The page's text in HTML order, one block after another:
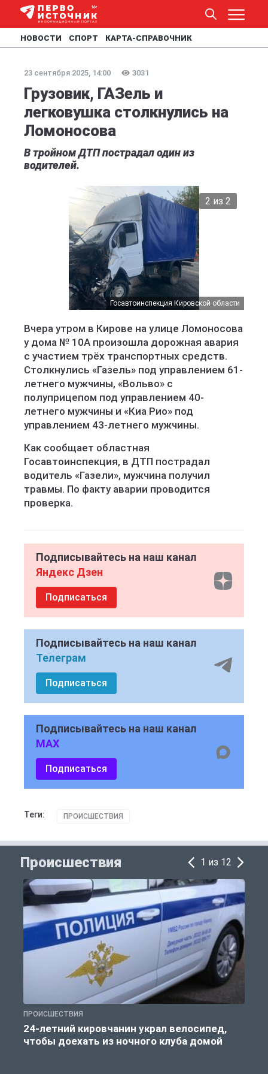
НОВОСТИ СПОРТ КАРТА-СПРАВОЧНИК
23 сентября 2025, 14:00 3031
Грузовик, ГАЗель и
легковушка столкнулись на
Ломоносова
В тройном ДТП пострадал один из
водителей.
2 из 2
Госавтоинспекция Кировской области
Госавтоинспекция Кировской области
Вчера утром в Кирове на улице Ломоносова
у дома № 10А произошла дорожная авария
с участием трёх транспортных средств.
Столкнулись «Газель» под управлением 61-
летнего мужчины, «Вольво» с
полуприцепом под управлением 40-
летнего мужчины и «Киа Рио» под
управлением 43-летнего мужчины.
Как сообщает областная
Госавтоинспекция, в ДТП пострадал
водитель «Газели», мужчина получил
травмы. По факту аварии проводится
проверка.
Подписывайтесь на наш канал
Яндекс Дзен
Подписаться
Подписывайтесь на наш канал
Телеграм
Подписаться
Подписывайтесь на наш канал
MAX
Подписаться
Теги: ПРОИСШЕСТВИЯ
Происшествия 1 из 12
ПРОИСШЕСТВИЯ
24-летний кировчанин украл велосипед,
чтобы доехать из ночного клуба домой